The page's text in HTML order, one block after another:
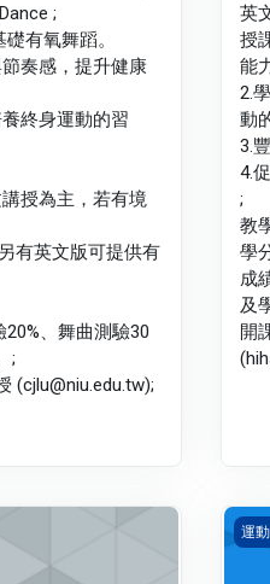
;
有氧舞蹈。
奏感，提升健康
終身運動的習
授為主，若有境
有英文版可提供有
、舞曲測驗30
;
(cjlu@niu.edu.tw);
英
授
能
2.
動
3.
4.
;
教
學
成
及
開
體運